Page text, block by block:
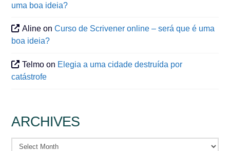
uma boa ideia?
Aline onCurso de Scrivener online – será que é uma
boa ideia?
Telmo on Elegia a uma cidade destruída por
catástrofe
ARCHIVES
Archives